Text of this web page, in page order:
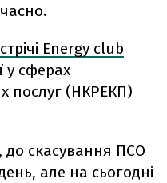
Energy club
у сферах
послуг (НКРЕКП)
скасування ПСО
але на сьогодні